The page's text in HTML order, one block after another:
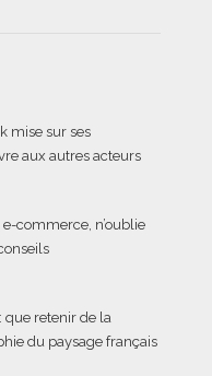
mise sur ses
aux autres acteurs
commerce, n’oublie
que retenir de la
du paysage français